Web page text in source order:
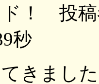
ド！ 投
秒
きまし